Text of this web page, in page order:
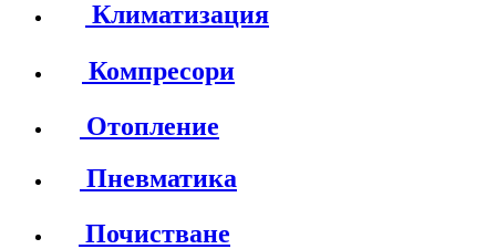
Климатизация
Компресори
Отопление
Пневматика
Почистване